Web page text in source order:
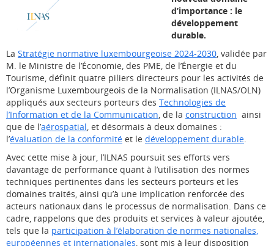
d’importance : le
développement
durable.
La Stratégie normative luxembourgeoise 2024-2030, validée par
M. le Ministre de l’Économie, des PME, de l’Énergie et du
Tourisme, définit quatre piliers directeurs pour les activités de
l’Organisme Luxembourgeois de la Normalisation (ILNAS/OLN)
appliqués aux secteurs porteurs des Technologies de
l’Information et de la Communication, de la construction ainsi
que de l’aérospatial, et désormais à deux domaines :
l’évaluation de la conformité et le développement durable.
Avec cette mise à jour, l’ILNAS poursuit ses efforts vers
davantage de performance quant à l’utilisation des normes
techniques pertinentes dans les secteurs porteurs et les
domaines traités, ainsi qu’à une implication renforcée des
acteurs nationaux dans le processus de normalisation. Dans ce
cadre, rappelons que des produits et services à valeur ajoutée,
tels que la participation à l’élaboration de normes nationales,
européennes et internationales, sont mis à leur disposition